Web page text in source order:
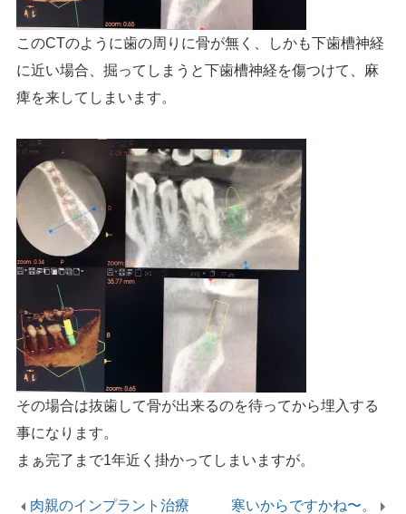
このCTのように歯の周りに骨が無く、しかも下歯槽神経
に近い場合、掘ってしまうと下歯槽神経を傷つけて、麻
痺を来してしまいます。
その場合は抜歯して骨が出来るのを待ってから埋入する
事になります。
まぁ完了まで1年近く掛かってしまいますが。
肉親のインプラント治療 寒いからですかね〜。